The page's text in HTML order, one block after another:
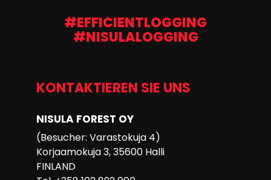
#EFFICIENTLOGGING
#NISULALOGGING
KONTAKTIEREN SIE UNS
NISULA FOREST OY
(Besucher: Varastokuja 4)
Korjaamokuja 3, 35600 Halli
FINLAND